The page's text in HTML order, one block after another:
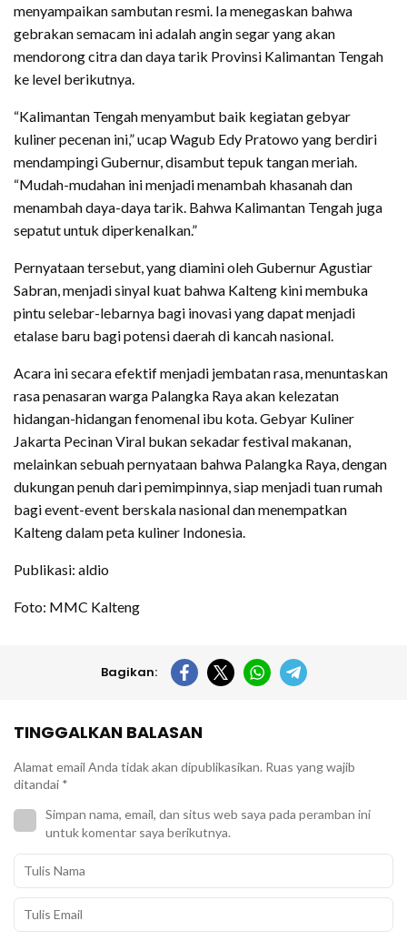
menyampaikan sambutan resmi. Ia menegaskan bahwa
gebrakan semacam ini adalah angin segar yang akan
mendorong citra dan daya tarik Provinsi Kalimantan Tengah
ke level berikutnya.
“Kalimantan Tengah menyambut baik kegiatan gebyar
kuliner pecenan ini,” ucap Wagub Edy Pratowo yang berdiri
mendampingi Gubernur, disambut tepuk tangan meriah.
“Mudah-mudahan ini menjadi menambah khasanah dan
menambah daya-daya tarik. Bahwa Kalimantan Tengah juga
sepatut untuk diperkenalkan.”
Pernyataan tersebut, yang diamini oleh Gubernur Agustiar
Sabran, menjadi sinyal kuat bahwa Kalteng kini membuka
pintu selebar-lebarnya bagi inovasi yang dapat menjadi
etalase baru bagi potensi daerah di kancah nasional.
Acara ini secara efektif menjadi jembatan rasa, menuntaskan
rasa penasaran warga Palangka Raya akan kelezatan
hidangan-hidangan fenomenal ibu kota. Gebyar Kuliner
Jakarta Pecinan Viral bukan sekadar festival makanan,
melainkan sebuah pernyataan bahwa Palangka Raya, dengan
dukungan penuh dari pemimpinnya, siap menjadi tuan rumah
bagi event-event berskala nasional dan menempatkan
Kalteng dalam peta kuliner Indonesia.
Publikasi: aldio
Foto: MMC Kalteng
Bagikan:
TINGGALKAN BALASAN
Alamat email Anda tidak akan dipublikasikan. Ruas yang wajib
ditandai *
Simpan nama, email, dan situs web saya pada peramban ini
untuk komentar saya berikutnya.